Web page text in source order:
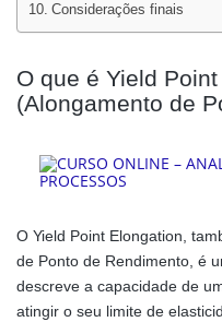
Considerações finais
O que é Yield
(Alongamento de
O Yield Point Elongation,
de Ponto de Rendimento, é
descreve a capacidade de
atingir o seu limite de